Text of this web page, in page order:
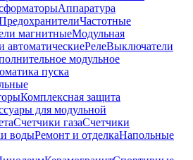
Аппаратура
Частотные
магнитныеМодульная
автоматическиеРелеВыключатели
модульное
пуска
Комплексная защита
для модульной
Счетчики газаСчетчики
водыРемонт и отделкаНапольные